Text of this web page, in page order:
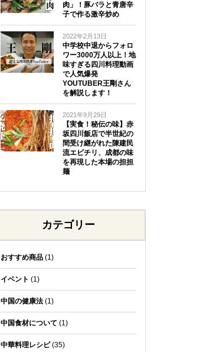
肉」！豚バラと青唐辛
子で作る激辛炒め
2022年2月13日
中学校中退からフォロ
ワー3000万人以上！地
味すぎる四川料理動画
で人気爆発
YOUTUBER王剛さん
を解説します！
2021年9月29日
【実食！秘伝の味】赤
坂四川飯店で半世紀の
間受け継がれた陳建民
流エビチリ、成都の味
を再現した本場の担担
麺
カテゴリー
おすすめ商品(1)
イベント (1)
中国の健康法(1)
中国食材について (1)
中華料理レシピ(35)